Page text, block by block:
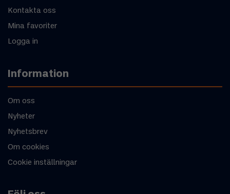
Kontakta oss
Mina favoriter
Logga in
Information
Om oss
Nyheter
Nyhetsbrev
Om cookies
Cookie inställningar